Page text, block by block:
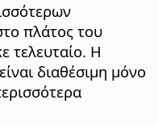
πλάτος του
τελευταίο. Η
είναι διαθέσιμη μόνο